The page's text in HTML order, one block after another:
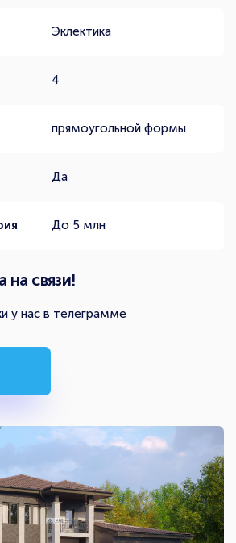
Эклектика
4
прямоугольной формы
Да
До 5 млн
на связи!
у нас в телеграмме